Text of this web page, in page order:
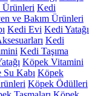
Kedi
ve Bakım Ürünleri
Kedi Evi Kedi Yatağı
Kedi
Kedi Taşıma
Köpek Vitamini
Kabı Köpek
Köpek Ödülleri